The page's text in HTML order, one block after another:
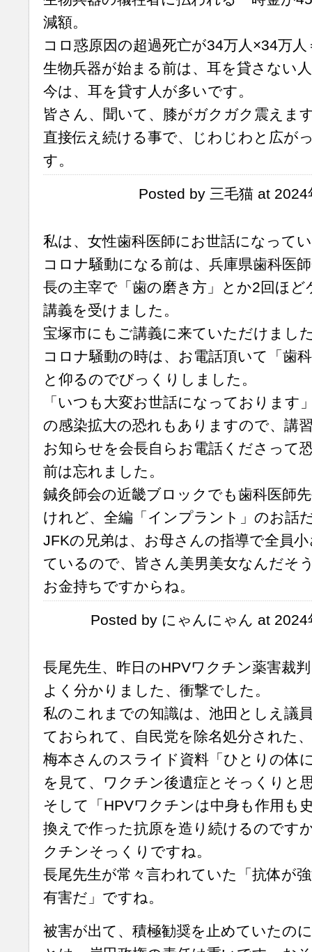
減額。
コロ惑原因の超過死亡が34万人×34万人
生物兵器が始まる前は、耳を貸さない
今は、耳を貸す人が多いです。
皆さん、聞いて、膝がガクガク震えま
直接伝え続ける事で、じわじわと広が
す。
Posted by 三毛猫 at
私は、女性歯科医師にお世話になって
コロナ騒動になる前は、兵庫県歯科医
長の主宰で「歯の磨き方」とか2回ほ
講義を受けました。
宝塚市にもご講義に来ていただけまし
コロナ騒動の時は、お電話頂いて「歯
と仰るのでびっくりしました。
「いつも大変お世話になっております
の感染拡大の恐れもありますので、講
お知らせを会長自らお電話くださって
前は忘れました。
鍼灸師会の近畿ブロックでも歯科医師
けれど、全編「インプラント」のお話
JFKの兄弟は、お母さんの指導で全員
ているので、皆さん美男美女なんだそ
お金持ちですからね。
Posted by にゃんにゃん at
長尾先生、昨日のHPVワクチン薬害裁
よく分かりました、衝撃でした。
私のこれまでの知識は、池田としえ議
ておられて、自民党を除名処分された
梅本さんのスライド資料「ひとりの体
を見て、ワクチン後遺症とそっくりと
そして「HPVワクチンは中身も作用も
換えで作った抗原を造り続けるのです
クチンそっくりですね。
長尾先生が常々言われていた「抗体が
有害だ」ですね。
被害が出て、積極勧奨を止めていたの